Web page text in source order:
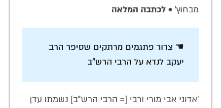
מבחוץ' • לכתבה המלאה
☚ צרור פתגמים מרתקים שסיפר הרב
יעקב לנדא על הרבי הרש"ב
'אדוני אבי מורי ורבי [= הרבי הרש"ב] נשמתו עדן